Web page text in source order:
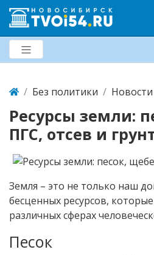
Без политики
Ресурсы земли:
ПГС, отсев и
Земля – это не только наш
бесценных ресурсов,
различных сферах
Песок